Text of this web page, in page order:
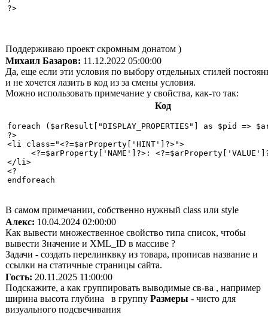
?>
Поддерживаю проект скромным донатом )
Михаил Базаров: 11.12.2022 05:00:00
Да, еще если эти условия по выбору отдельных стилей
и не хочется лазить в код из за смены условия.
Можно использовать примечание у свойства, как-то так:
Код
foreach ($arResult["DISPLAY_PROPERTIES"] as $pid =>
?>
<li class="<?=$arProperty['HINT']?>">
<?=$arProperty['NAME']?>:
</li>
<?
endforeach
В самом примечании, собственно нужный class или style
Алекс: 10.04.2024 02:00:00
Как вывести множественное свойство типа список, чтобы
вывести Значение и XML_ID в массиве ?
Задачи - создать перелинквку из товара, прописав название и
ссылки на статичные страницы сайта.
Гость: 20.11.2025 11:00:00
Подскажите, а как группировать выводимые св-ва , например
ширина высота глубина в группу Размеры - чисто для
визуального подсвечивания